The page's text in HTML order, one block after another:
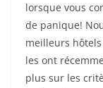
lorsque vous
de panique!
meilleurs
les ont
plus sur les